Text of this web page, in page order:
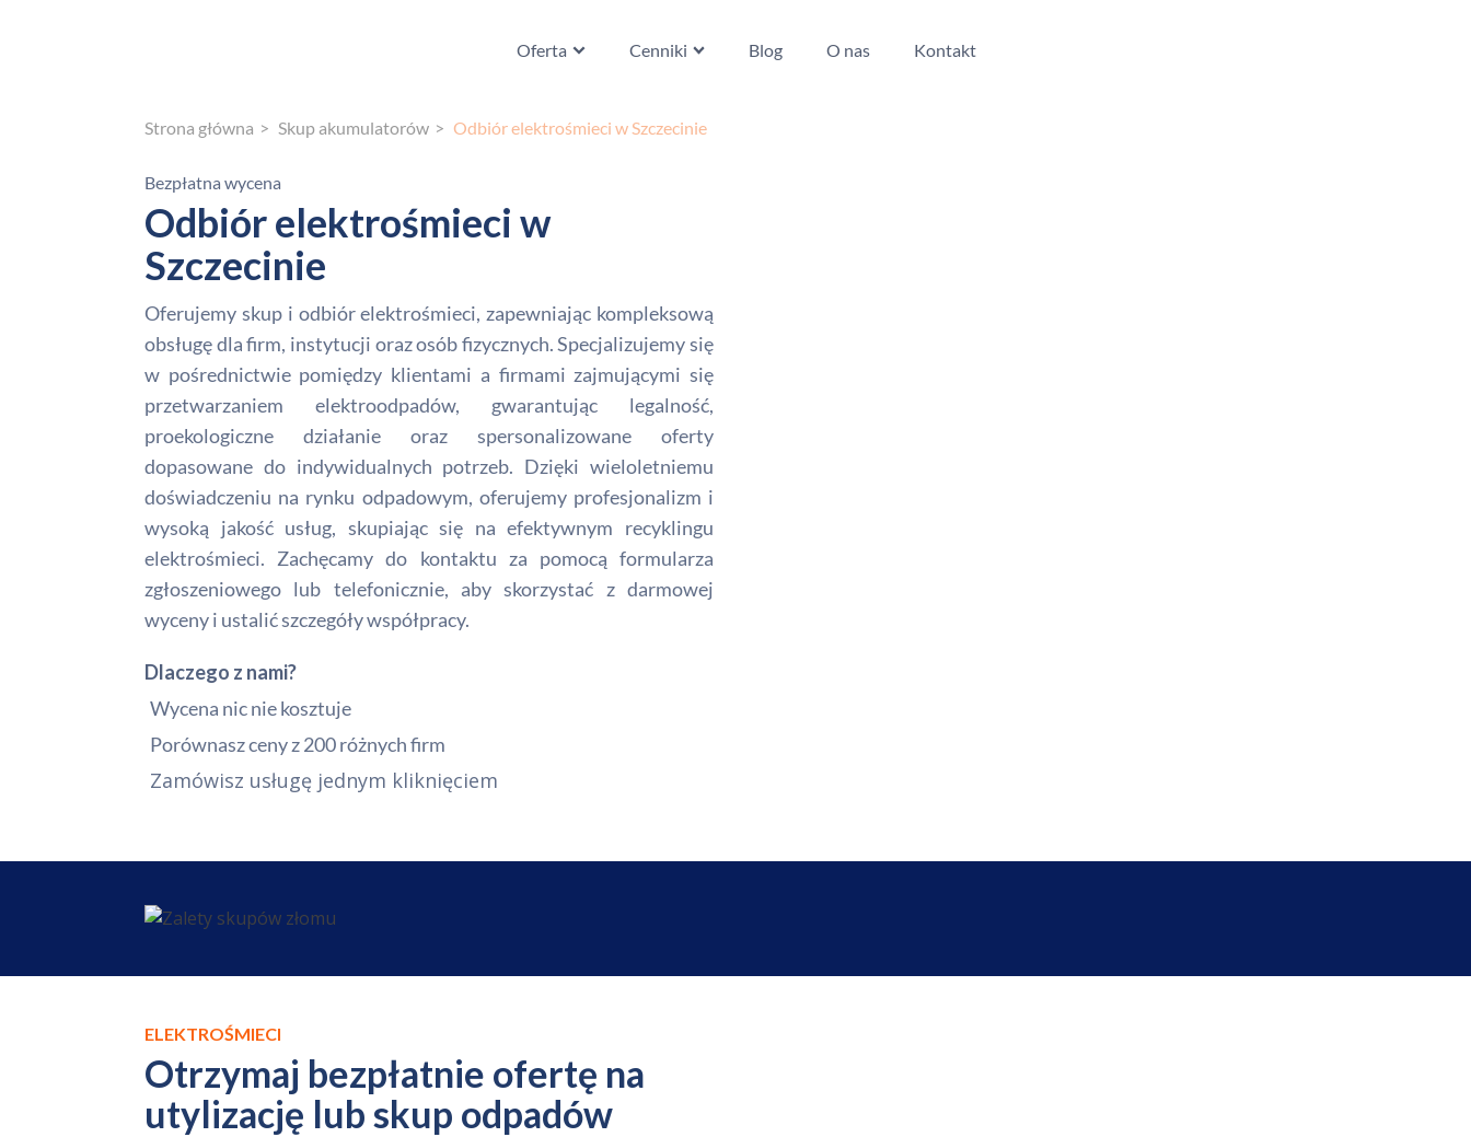
Oferta Cenniki Blog O nas Kontakt
Strona główna Skup akumulatorów Odbiór elektrośmieci w Szczecinie
Bezpłatna wycena
Odbiór elektrośmieci w
Szczecinie
Oferujemy skup i odbiór elektrośmieci, zapewniając kompleksową
obsługę dla firm, instytucji oraz osób fizycznych. Specjalizujemy się
w pośrednictwie pomiędzy klientami a firmami zajmującymi się
przetwarzaniem elektroodpadów, gwarantując legalność,
proekologiczne działanie oraz spersonalizowane oferty
dopasowane do indywidualnych potrzeb. Dzięki wieloletniemu
doświadczeniu na rynku odpadowym, oferujemy profesjonalizm i
wysoką jakość usług, skupiając się na efektywnym recyklingu
elektrośmieci. Zachęcamy do kontaktu za pomocą formularza
zgłoszeniowego lub telefonicznie, aby skorzystać z darmowej
wyceny i ustalić szczegóły współpracy.
Dlaczego z nami?
Wycena nic nie kosztuje
Porównasz ceny z 200 różnych firm
Zamówisz usługę jednym kliknięciem
ELEKTROŚMIECI
Otrzymaj bezpłatnie ofertę na
utylizację lub skup odpadów